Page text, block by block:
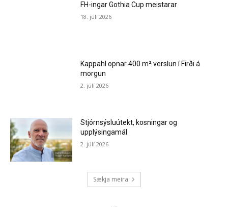
FH-ingar Gothia Cup meistarar
18. júlí 2026
Kappahl opnar 400 m² verslun í Firði á
morgun
2. júlí 2026
Stjórnsýsluútekt, kosningar og
upplýsingamál
2. júlí 2026
Sækja meira